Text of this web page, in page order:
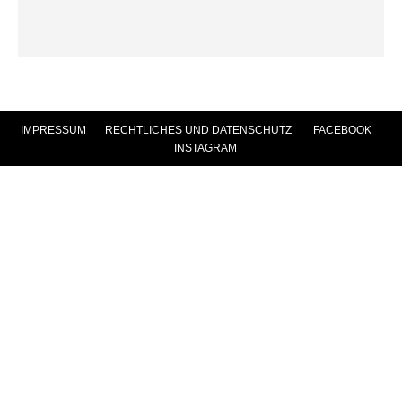
IMPRESSUM RECHTLICHES UND DATENSCHUTZ| FACEBOOK|
INSTAGRAM